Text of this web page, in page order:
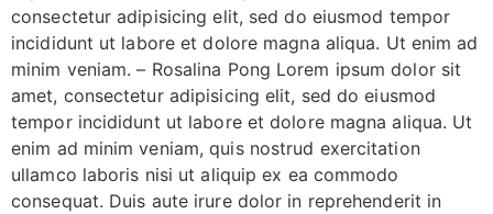
consectetur adipisicing elit, sed do eiusmod tempor
incididunt ut labore et dolore magna aliqua. Ut enim ad
minim veniam. – Rosalina Pong Lorem ipsum dolor sit
amet, consectetur adipisicing elit, sed do eiusmod
tempor incididunt ut labore et dolore magna aliqua. Ut
enim ad minim veniam, quis nostrud exercitation
ullamco laboris nisi ut aliquip ex ea commodo
consequat. Duis aute irure dolor in reprehenderit in